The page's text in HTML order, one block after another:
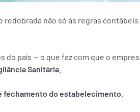
redobrada não só às regras contábeis
país — o que faz com que o
Sanitária
fechamento do estabelecimento